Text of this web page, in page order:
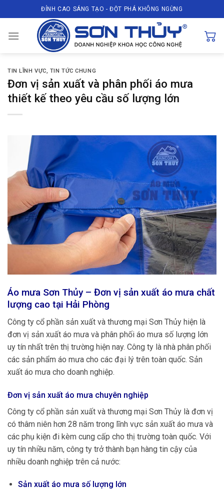
to
content
ĐỈNH CAO SÁNG TẠO - ĐỘT PHÁ KHÔNG NGỪNG
TIN LĨNH VỰC, TIN TỨC CHUNG
Đơn vị sản xuất và phân phối áo mưa
thiết kế theo yêu cầu số lượng lớn
Áo mưa Sơn Thủy – Đơn vị sản xuất áo mưa chất
lượng cao tại Hải Phòng
Công ty cổ phần sản xuất và thương mại Sơn Thủy hiện là
đơn vị sản xuất áo mưa và phân phối áo mưa số lượng lớn
uy tín nhất trên thị trường hiện nay. Công ty là nhà phân phối
các sản phẩm áo mưa cho các đại lý trên toàn quốc. Sản
xuất áo mưa cho doanh nghiệp.
Đơn vị sản xuất áo mưa chuyên nghiệp
Công ty cổ phần sản xuất và thương mại Sơn Thủy là đơn vị
có thâm niên hơn 28 năm trong lĩnh vực sản xuất áo mưa và
các phụ kiện đi kèm cung cấp cho thị trường toàn quốc. Với
uy tín nhiều năm, công ty trở thành bạn hàng tin cậy của
nhiều doanh nghiệp trên cả nước:
Sản xuất áo mưa số lượng lớn